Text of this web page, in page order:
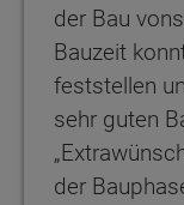
der Bau
Bauzeit
feststellen
sehr guten
der